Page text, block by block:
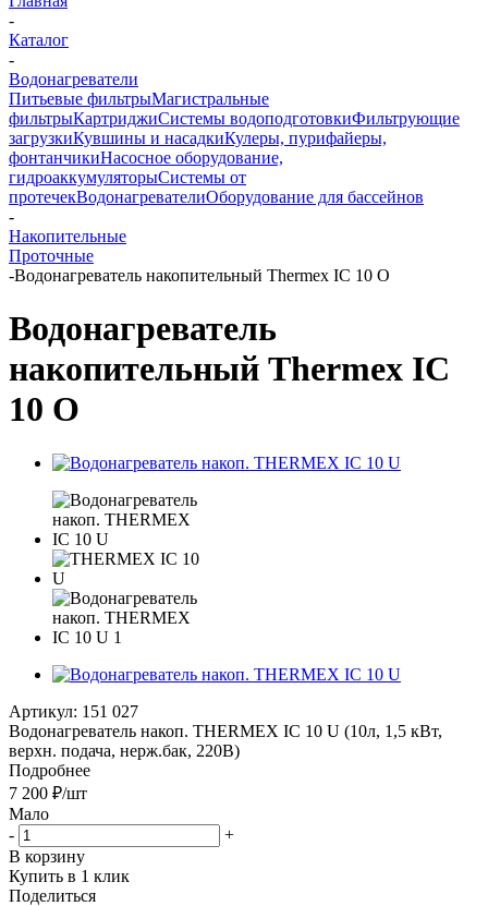
-
Каталог
-
Водонагреватели
Питьевые фильтрыМагистральные
фильтрыКартриджиСистемы водоподготовкиФильтрующие
загрузкиКувшины и насадкиКулеры, пурифайеры,
фонтанчикиНасосное оборудование,
гидроаккумуляторыСистемы от
протечекВодонагревателиОборудование для бассейнов
-
Накопительные
Проточные
-Водонагреватель накопительный Thermex IC 10 O
Водонагреватель
накопительный Thermex IC
10 O
Артикул: 151 027
Водонагреватель накоп. THERMEX IC 10 U (10л, 1,5 кВт,
верхн. подача, нерж.бак, 220В)
Подробнее
7 200 ₽/шт
Мало
-
+
В корзину
Купить в 1 клик
Поделиться